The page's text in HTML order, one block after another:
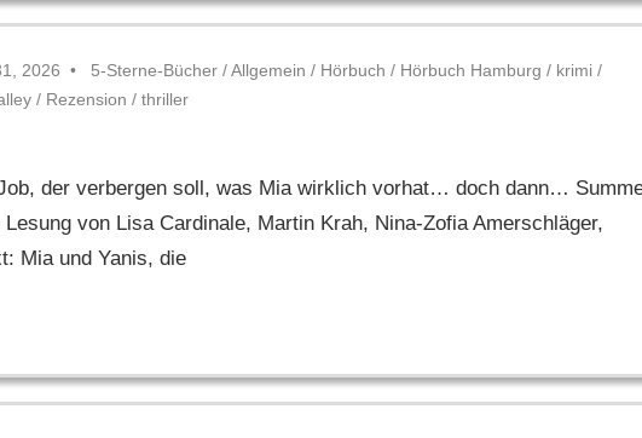
2026 5-Sterne-Bücher /Allgemein / Hörbuch / Hörbuch Hamburg / krimi /
/ Rezension /thriller
der verbergen soll, was Mia wirklich vorhat… doch dann…
von Lisa Cardinale, Martin Krah, Nina-Zofia Amerschläger,
Mia und Yanis, die